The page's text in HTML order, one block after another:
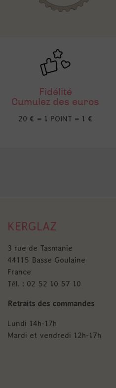
Fidélité
Cumulez des euros
20 € = 1 POINT = 1 €
KERGLAZ
3 rue de Tasmanie
44115 Basse Goulaine
France
Tél. : 02 52 10 57 10
Retraits des commandes
Lundi 14h-17h
Mardi et vendredi 12h-17h